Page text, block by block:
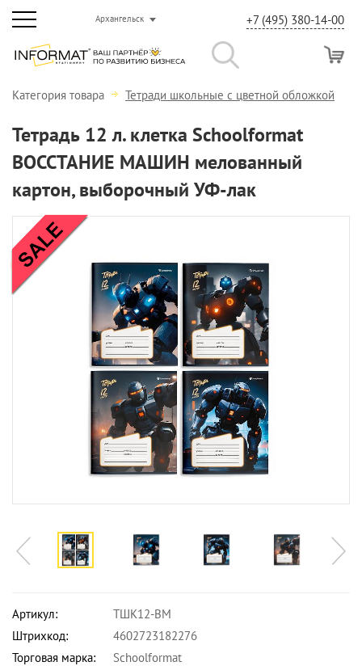
Архангельск +7 (495) 380-14-00
Категория товара Тетради школьные с цветной обложкой
Тетрадь 12 л. клетка Schoolformat
ВОССТАНИЕ МАШИН мелованный
картон, выборочный УФ-лак
Артикул:
ТШК12-ВМ
Штрихкод:
4602723182276
Торговая марка:
Schoolformat